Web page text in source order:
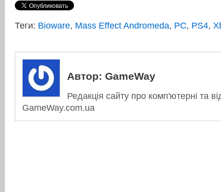
Теги: Bioware, Mass Effect Andromeda, PC, PS4,
Автор: GameWay
Редакція сайту про комп'ютерні та
GameWay.com.ua